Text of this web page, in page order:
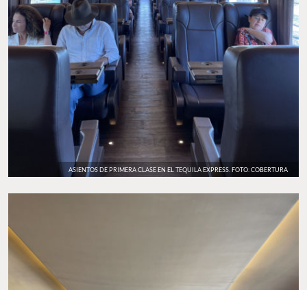
ASIENTOS DE PRIMERA CLASE EN EL TEQUILA EXPRESS. FOTO: COBERTURA